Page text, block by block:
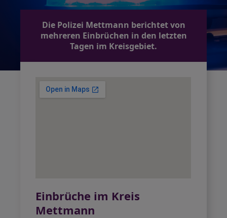
Die Polizei Mettmann berichtet von
mehreren Einbrüchen in den letzten
Tagen im Kreisgebiet.
Einbrüche im Kreis
Mettmann